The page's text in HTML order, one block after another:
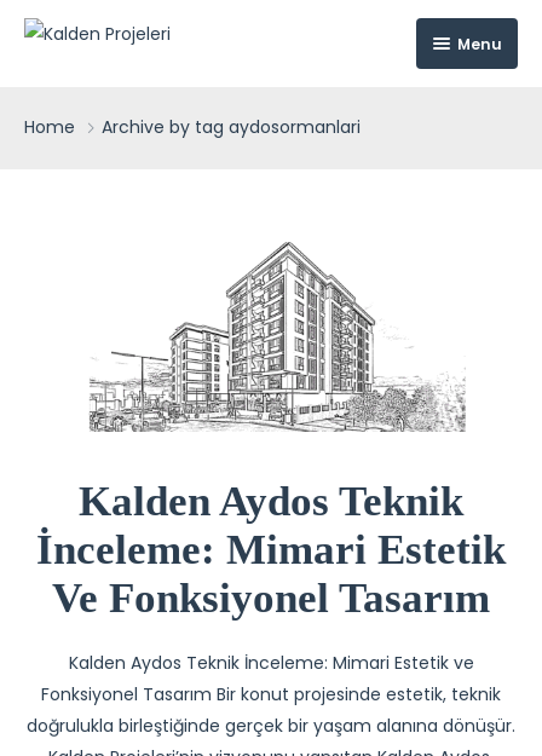
Menu
Home Archive by tag aydosormanlari
Kalden Aydos Teknik
İnceleme: Mimari Estetik
Ve Fonksiyonel Tasarım
Kalden Aydos Teknik İnceleme: Mimari Estetik ve
Fonksiyonel Tasarım Bir konut projesinde estetik, teknik
doğrulukla birleştiğinde gerçek bir yaşam alanına dönüşür.